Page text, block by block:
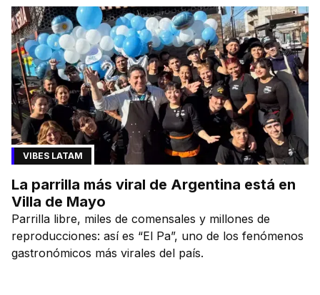
VIBES LATAM
La parrilla más viral de Argentina está en
Villa de Mayo
Parrilla libre, miles de comensales y millones de
reproducciones: así es “El Pa”, uno de los fenómenos
gastronómicos más virales del país.